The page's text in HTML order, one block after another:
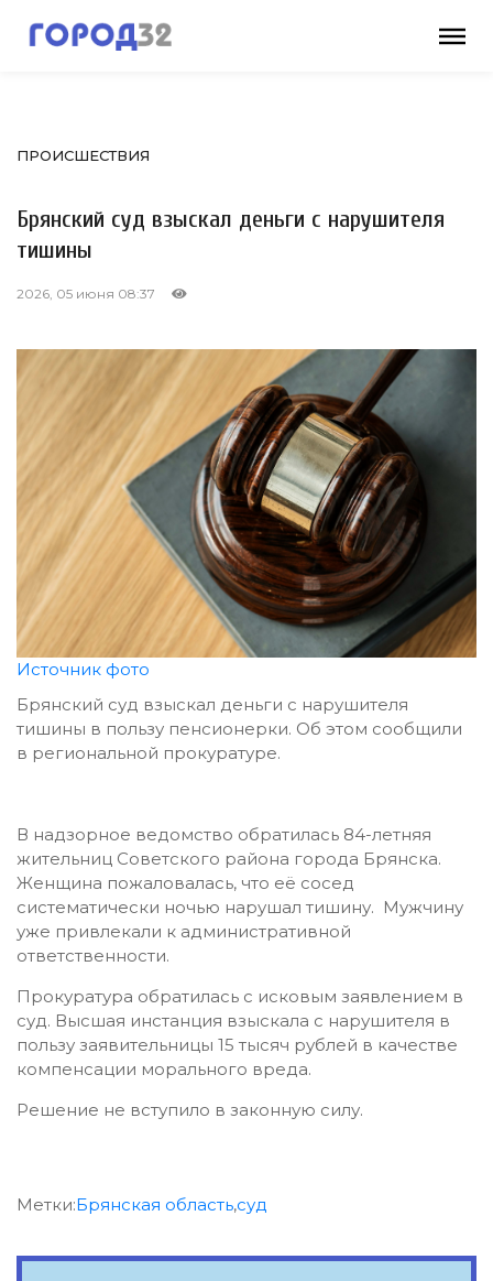
ПРОИСШЕСТВИЯ
Брянский суд взыскал деньги с нарушителя
тишины
2026, 05 июня 08:37
Источник фото
Брянский суд взыскал деньги с нарушителя
тишины в пользу пенсионерки. Об этом сообщили
в региональной прокуратуре.
В надзорное ведомство обратилась 84-летняя
жительниц Советского района города Брянска.
Женщина пожаловалась, что её сосед
систематически ночью нарушал тишину. Мужчину
уже привлекали к административной
ответственности.
Прокуратура обратилась с исковым заявлением в
суд. Высшая инстанция взыскала с нарушителя в
пользу заявительницы 15 тысяч рублей в качестве
компенсации морального вреда.
Решение не вступило в законную силу.
Метки:Брянская область,суд